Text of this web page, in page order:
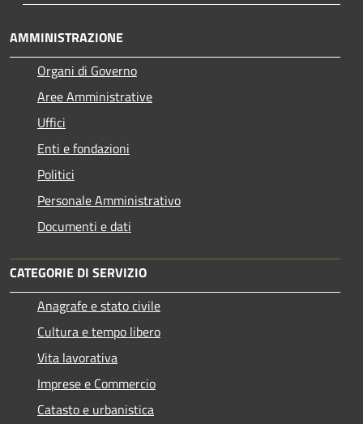
AMMINISTRAZIONE
Organi di Governo
Aree Amministrative
Uffici
Enti e fondazioni
Politici
Personale Amministrativo
Documenti e dati
CATEGORIE DI SERVIZIO
Anagrafe e stato civile
Cultura e tempo libero
Vita lavorativa
Imprese e Commercio
Catasto e urbanistica